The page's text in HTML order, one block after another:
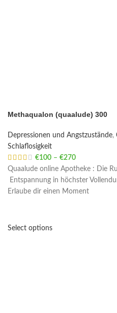
Methaqualon (quaalude) 300
Depressionen und Angstzustände,
Schlaflosigkeit
€100 – €270
Quaalude online Apotheke : Die
Entspannung in höchster
Erlaube dir einen Moment
Select options